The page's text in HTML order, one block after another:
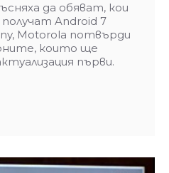
да обяват, кои
Android 7
Motorola потвърди
които ще
първи.